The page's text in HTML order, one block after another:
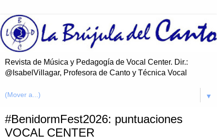
Revista de Música y Pedagogía de Vocal Center. Dir.:
@IsabelVillagar, Profesora de Canto y Técnica Vocal
▼
#BenidormFest2026: puntuaciones
VOCAL CENTER